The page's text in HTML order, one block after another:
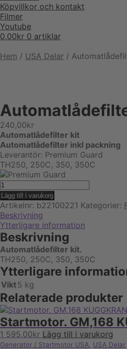
Köpvillkor och kontakt
Filmer
Youtube
0,00kr 0 artiklar
Hem / USA Delar /
240,00kr
Automatlådefilter kit
Automatlådefilter inkl packning
Leverantör: Premium Guard
TH250, 250C, 350, 350C
Automatlådefilter
kit.
TH250,
250C,
TH350,
350C
mängd
Lägg till i varukorg
Artikelnr: b22100221 Kategorier:
Beskrivning
Ytterligare information
Beskrivning
Automatlådefilter kit.
TH250, 250C, 350, 350C
Ytterligare
Vikt5 kg
Relaterade produkter
Startmotor. GM,168
1 595,00kr Lägg till i varukorg
Generator / Startmotor USA USA Delar